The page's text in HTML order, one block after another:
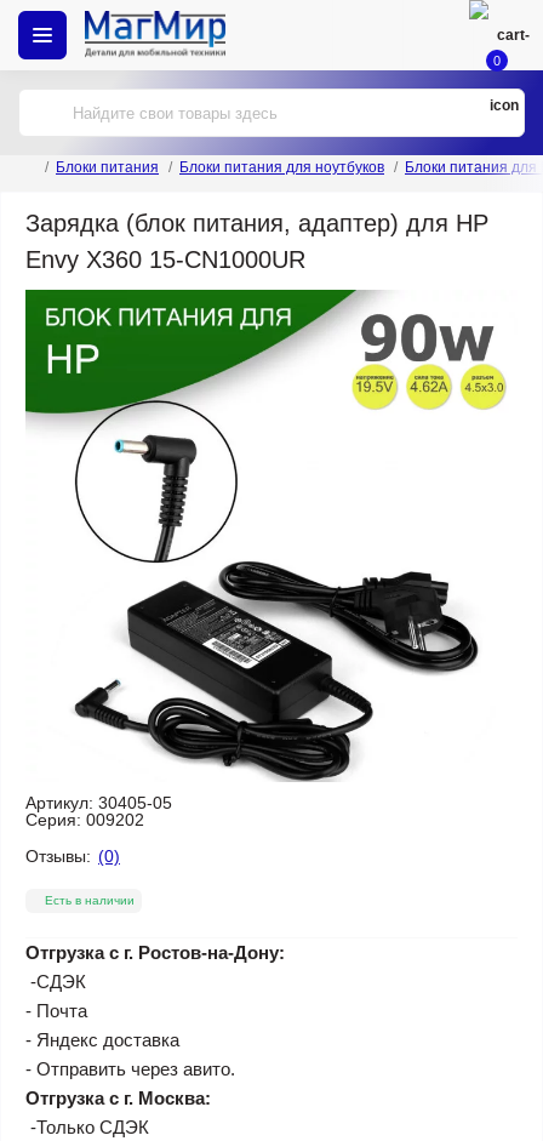
0
Блоки питания Блоки питания для ноутбуков Блоки питания для
Зарядка (блок питания, адаптер) для HP
Envy X360 15-CN1000UR
Артикул: 30405-05
Серия: 009202
Отзывы: (0)
Есть в наличии
Отгрузка с г. Ростов-на-Дону:
-СДЭК
- Почта
- Яндекс доставка
- Отправить через авито.
Отгрузка с г. Москва:
-Только СДЭК